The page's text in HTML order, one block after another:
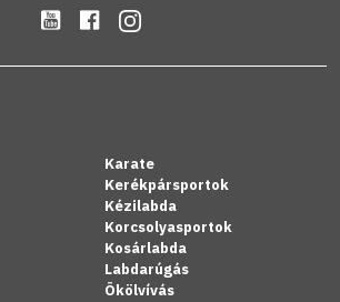
Karate
Kerékpársportok
Kézilabda
Korcsolyasportok
Kosárlabda
Labdarúgás
Ökölvívás